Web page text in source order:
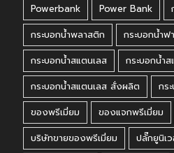
Powerbank Power Bank
กระบอกน้ำพลาสติก
กระบอกน้ำฟ
กระบอกน้ำสแตนเลส
กระบอกน้ำ
กระบอกน้ำสแตนเลส สั่งผลิต
กร
ของพรีเมี่ยม
ของแจกพรีเมี่ยม
บริษัทขายของพรีเมี่ยม
ปลั๊กยูนิเ